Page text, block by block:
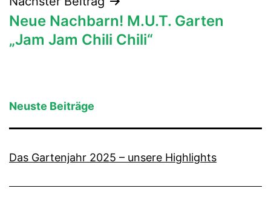
Neue Nachbarn! M.U.T. Garten
„Jam Jam Chili Chili“
Neuste Beiträge
Das Gartenjahr 2025 – unsere Highlights